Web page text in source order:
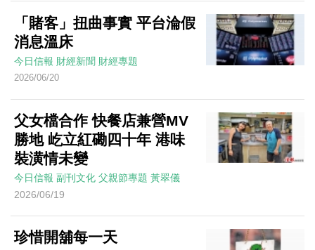
「賭客」扭曲事實 平台淪假
消息溫床
今日信報 財經新聞 財經專題
2026/06/20
父女檔合作 快餐店兼營MV
勝地 屹立紅磡四十年 港味
裝潢情未變
今日信報 副刊文化 父親節專題 黃翠儀
2026/06/19
珍惜開舖每一天